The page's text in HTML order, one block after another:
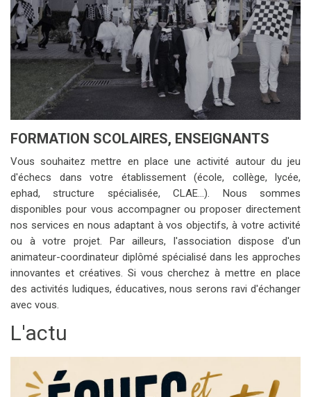
FORMATION SCOLAIRES, ENSEIGNANTS
Vous souhaitez mettre en place une activité autour du jeu
d'échecs dans votre établissement (école, collège, lycée,
ephad, structure spécialisée, CLAE...). Nous sommes
disponibles pour vous accompagner ou proposer directement
nos services en nous adaptant à vos objectifs, à votre activité
ou à votre projet. Par ailleurs, l'association dispose d'un
animateur-coordinateur diplômé spécialisé dans les approches
innovantes et créatives. Si vous cherchez à mettre en place
des activités ludiques, éducatives, nous serons ravi d'échanger
avec vous.
L'actu